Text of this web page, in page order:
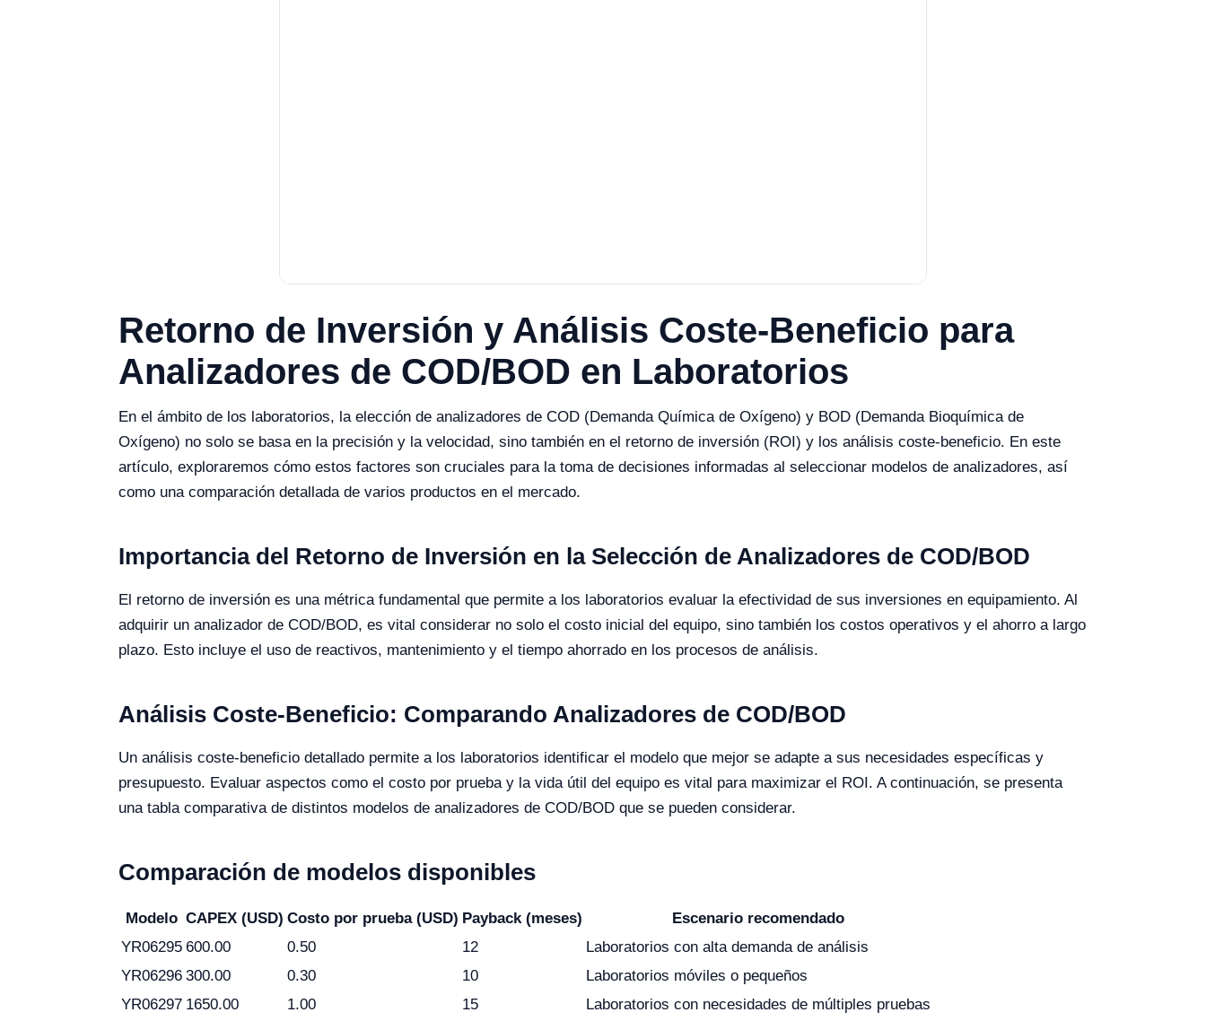
Retorno de Inversión y Análisis Coste-Beneficio para
Analizadores de COD/BOD en Laboratorios
En el ámbito de los laboratorios, la elección de analizadores de COD (Demanda Química de Oxígeno) y BOD (Demanda Bioquímica de
Oxígeno) no solo se basa en la precisión y la velocidad, sino también en el retorno de inversión (ROI) y los análisis coste-beneficio. En este
artículo, exploraremos cómo estos factores son cruciales para la toma de decisiones informadas al seleccionar modelos de analizadores, así
como una comparación detallada de varios productos en el mercado.
Importancia del Retorno de Inversión en la Selección de Analizadores de COD/BOD
El retorno de inversión es una métrica fundamental que permite a los laboratorios evaluar la efectividad de sus inversiones en equipamiento. Al
adquirir un analizador de COD/BOD, es vital considerar no solo el costo inicial del equipo, sino también los costos operativos y el ahorro a largo
plazo. Esto incluye el uso de reactivos, mantenimiento y el tiempo ahorrado en los procesos de análisis.
Análisis Coste-Beneficio: Comparando Analizadores de COD/BOD
Un análisis coste-beneficio detallado permite a los laboratorios identificar el modelo que mejor se adapte a sus necesidades específicas y
presupuesto. Evaluar aspectos como el costo por prueba y la vida útil del equipo es vital para maximizar el ROI. A continuación, se presenta
una tabla comparativa de distintos modelos de analizadores de COD/BOD que se pueden considerar.
Comparación de modelos disponibles
Modelo CAPEX (USD) Costo por prueba (USD) Payback (meses)
Escenario recomendado
YR06295 600.00 0.50 12
Laboratorios con alta demanda de análisis
YR06296 300.00 0.30 10
Laboratorios móviles o pequeños
YR06297 1650.00 1.00 15
Laboratorios con necesidades de múltiples pruebas